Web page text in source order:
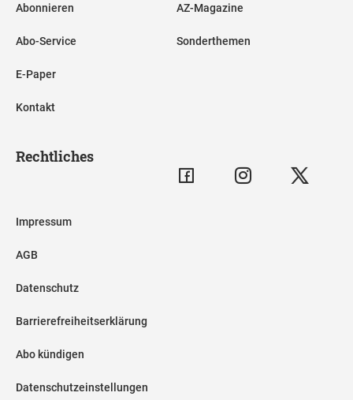
Abonnieren
Abo-Service
E-Paper
Kontakt
AZ-Magazine
Sonderthemen
Rechtliches
Impressum
AGB
Datenschutz
Barrierefreiheitserklärung
Abo kündigen
Datenschutzeinstellungen